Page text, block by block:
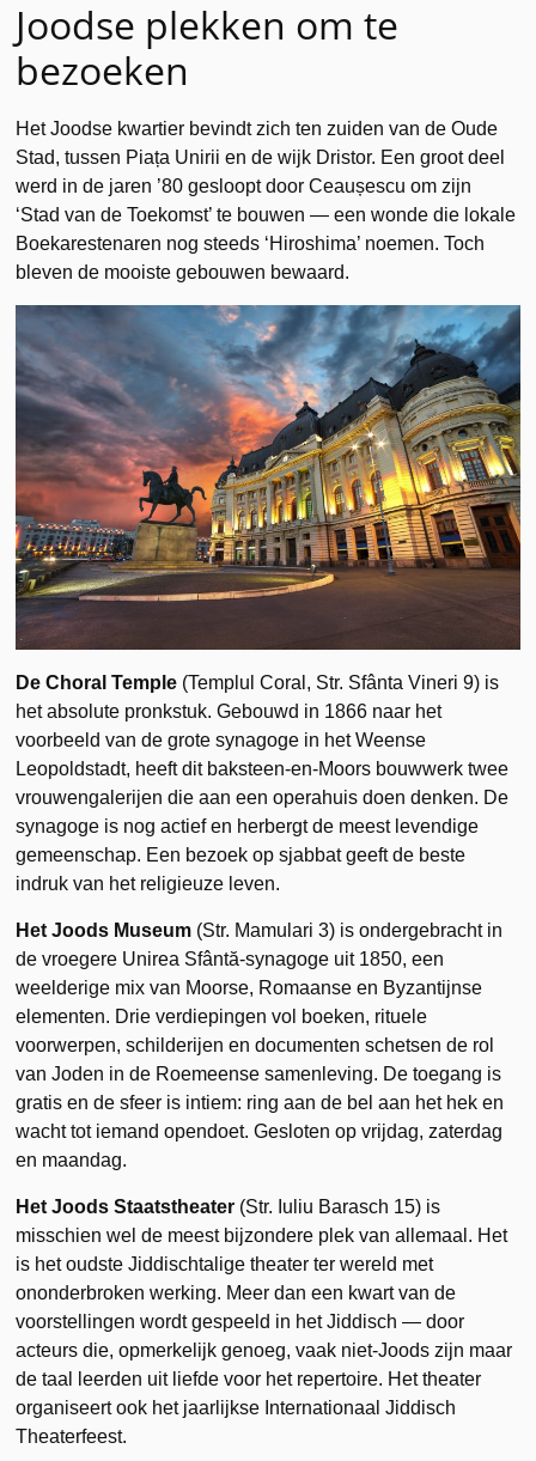
Joodse plekken om te
bezoeken
Het Joodse kwartier bevindt zich ten zuiden van de Oude
Stad, tussen Piața Unirii en de wijk Dristor. Een groot deel
werd in de jaren ’80 gesloopt door Ceaușescu om zijn
‘Stad van de Toekomst’ te bouwen — een wonde die lokale
Boekarestenaren nog steeds ‘Hiroshima’ noemen. Toch
bleven de mooiste gebouwen bewaard.
De Choral Temple (Templul Coral, Str. Sfânta Vineri 9) is
het absolute pronkstuk. Gebouwd in 1866 naar het
voorbeeld van de grote synagoge in het Weense
Leopoldstadt, heeft dit baksteen-en-Moors bouwwerk twee
vrouwengalerijen die aan een operahuis doen denken. De
synagoge is nog actief en herbergt de meest levendige
gemeenschap. Een bezoek op sjabbat geeft de beste
indruk van het religieuze leven.
Het Joods Museum (Str. Mamulari 3) is ondergebracht in
de vroegere Unirea Sfântă-synagoge uit 1850, een
weelderige mix van Moorse, Romaanse en Byzantijnse
elementen. Drie verdiepingen vol boeken, rituele
voorwerpen, schilderijen en documenten schetsen de rol
van Joden in de Roemeense samenleving. De toegang is
gratis en de sfeer is intiem: ring aan de bel aan het hek en
wacht tot iemand opendoet. Gesloten op vrijdag, zaterdag
en maandag.
Het Joods Staatstheater (Str. Iuliu Barasch 15) is
misschien wel de meest bijzondere plek van allemaal. Het
is het oudste Jiddischtalige theater ter wereld met
ononderbroken werking. Meer dan een kwart van de
voorstellingen wordt gespeeld in het Jiddisch — door
acteurs die, opmerkelijk genoeg, vaak niet-Joods zijn maar
de taal leerden uit liefde voor het repertoire. Het theater
organiseert ook het jaarlijkse Internationaal Jiddisch
Theaterfeest.